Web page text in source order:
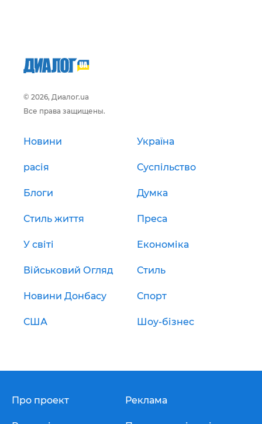
© 2026, Диалог.ua
Все права защищены.
Новини Україна
расія Суспільство
Блоги Думка
Стиль життя Преса
У світі Економіка
Військовий Огляд Стиль
Новини Донбасу Спорт
США Шоу-бізнес
Про проект Реклама